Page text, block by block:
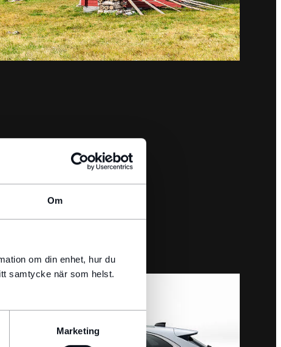
Om
om din enhet, hur du
samtycke när som helst.
Marketing